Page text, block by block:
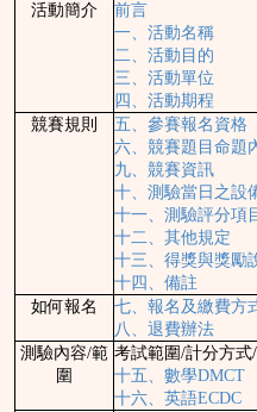
活動簡介
前言
一、活動名稱
二、活動目的
三、活動單位
四、活動期程
競賽規則
五、參賽報名資格
六、競賽題目命題
九、競賽資訊
十、測驗當日之設
十一、測驗評分項
十二、其他規定
十三、得獎與獎勵
十四、備註
如何報名
七、報名及繳費方
八、退費辦法
測驗內容/範
圍
考試範圍/計分方式
十五、數學DMCT
十六、英語ECDC